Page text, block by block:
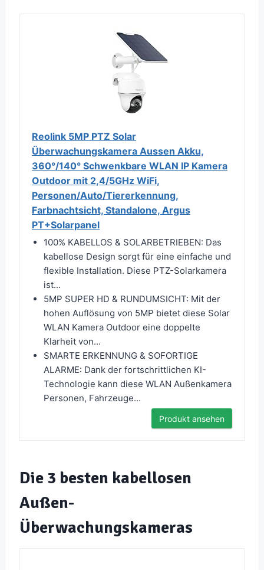
Reolink 5MP PTZ Solar
Überwachungskamera Aussen Akku,
360°/140° Schwenkbare WLAN IP Kamera
Outdoor mit 2,4/5GHz WiFi,
Personen/Auto/Tiererkennung,
Farbnachtsicht, Standalone, Argus
PT+Solarpanel
100% KABELLOS & SOLARBETRIEBEN: Das
kabellose Design sorgt für eine einfache und
flexible Installation. Diese PTZ-Solarkamera
ist...
5MP SUPER HD & RUNDUMSICHT: Mit der
hohen Auflösung von 5MP bietet diese Solar
WLAN Kamera Outdoor eine doppelte
Klarheit von...
SMARTE ERKENNUNG & SOFORTIGE
ALARME: Dank der fortschrittlichen KI-
Technologie kann diese WLAN Außenkamera
Personen, Fahrzeuge...
Produkt ansehen
Die 3 besten kabellosen
Außen-
Überwachungskameras